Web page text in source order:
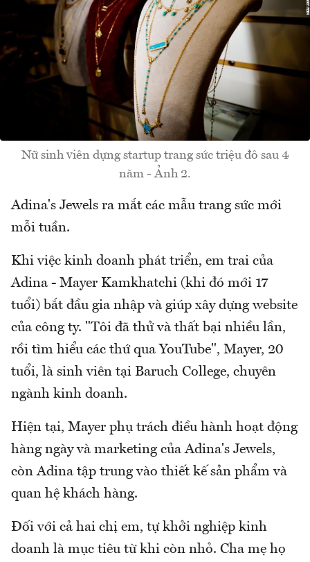
Nữ sinh viên dựng startup trang sức triệu đô sau 4
năm - Ảnh 2.
Adina's Jewels ra mắt các mẫu trang sức mới
mỗi tuần.
Khi việc kinh doanh phát triển, em trai của
Adina - Mayer Kamkhatchi (khi đó mới 17
tuổi) bắt đầu gia nhập và giúp xây dựng website
của công ty. "Tôi đã thử và thất bại nhiều lần,
rồi tìm hiểu các thứ qua YouTube", Mayer, 20
tuổi, là sinh viên tại Baruch College, chuyên
ngành kinh doanh.
Hiện tại, Mayer phụ trách điều hành hoạt động
hàng ngày và marketing của Adina's Jewels,
còn Adina tập trung vào thiết kế sản phẩm và
quan hệ khách hàng.
Đối với cả hai chị em, tự khởi nghiệp kinh
doanh là mục tiêu từ khi còn nhỏ. Cha mẹ họ